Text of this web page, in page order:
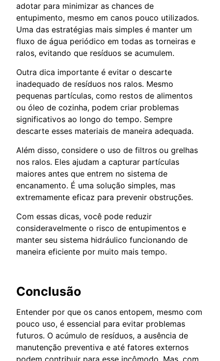
adotar para minimizar as chances de
entupimento, mesmo em canos pouco utilizados.
Uma das estratégias mais simples é manter um
fluxo de água periódico em todas as torneiras e
ralos, evitando que resíduos se acumulem.
Outra dica importante é evitar o descarte
inadequado de resíduos nos ralos. Mesmo
pequenas partículas, como restos de alimentos
ou óleo de cozinha, podem criar problemas
significativos ao longo do tempo. Sempre
descarte esses materiais de maneira adequada.
Além disso, considere o uso de filtros ou grelhas
nos ralos. Eles ajudam a capturar partículas
maiores antes que entrem no sistema de
encanamento. É uma solução simples, mas
extremamente eficaz para prevenir obstruções.
Com essas dicas, você pode reduzir
consideravelmente o risco de entupimentos e
manter seu sistema hidráulico funcionando de
maneira eficiente por muito mais tempo.
Conclusão
Entender por que os canos entopem, mesmo com
pouco uso, é essencial para evitar problemas
futuros. O acúmulo de resíduos, a ausência de
manutenção preventiva e até fatores externos